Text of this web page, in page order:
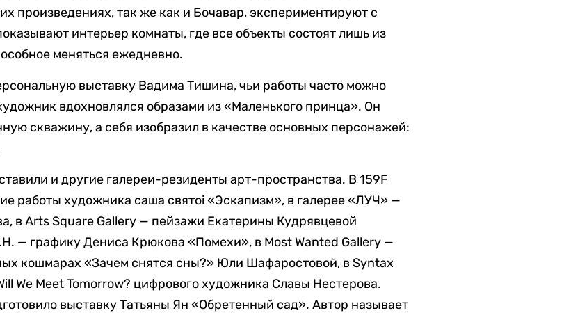
произведениях, так же как и Бочавар, экспериментируют с
интерьер комнаты, где все объекты состоят лишь из
меняться ежедневно.
выставку Вадима Тишина, чьи работы часто можно
вдохновлялся образами из «Маленького принца». Он
скважину, а себя изобразил в качестве основных персонажей:
и другие галереи-резиденты арт-пространства. В 159F
работы художника саша святоi «Эскапизм», в галерее «ЛУЧ» —
в Arts Square Gallery — пейзажи Екатерины Кудрявцевой
— графику Дениса Крюкова «Помехи», в Most Wanted Gallery —
кошмарах «Зачем снятся сны?» Юли Шафаростовой, в Syntax
We Meet Tomorrow? цифрового художника Славы Нестерова.
выставку Татьяны Ян «Обретенный сад». Автор называет